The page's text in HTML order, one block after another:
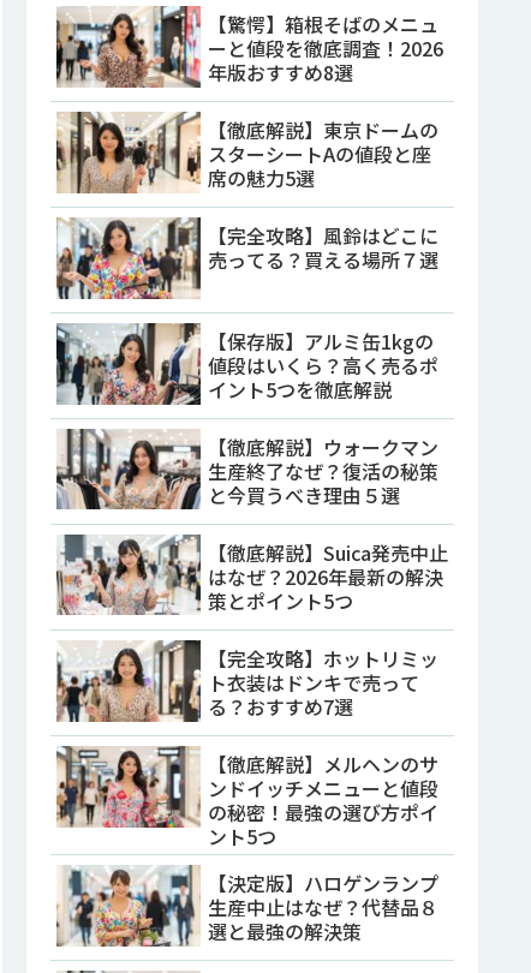
【驚愕】箱根そばのメニュ
ーと値段を徹底調査！2026
年版おすすめ8選
【徹底解説】東京ドームの
スターシートAの値段と座
席の魅力5選
【完全攻略】風鈴はどこに
売ってる？買える場所７選
【保存版】アルミ缶1kgの
値段はいくら？高く売るポ
イント5つを徹底解説
【徹底解説】ウォークマン
生産終了なぜ？復活の秘策
と今買うべき理由５選
【徹底解説】Suica発売中止
はなぜ？2026年最新の解決
策とポイント5つ
【完全攻略】ホットリミッ
ト衣装はドンキで売って
る？おすすめ7選
【徹底解説】メルヘンのサ
ンドイッチメニューと値段
の秘密！最強の選び方ポイ
ント5つ
【決定版】ハロゲンランプ
生産中止はなぜ？代替品８
選と最強の解決策